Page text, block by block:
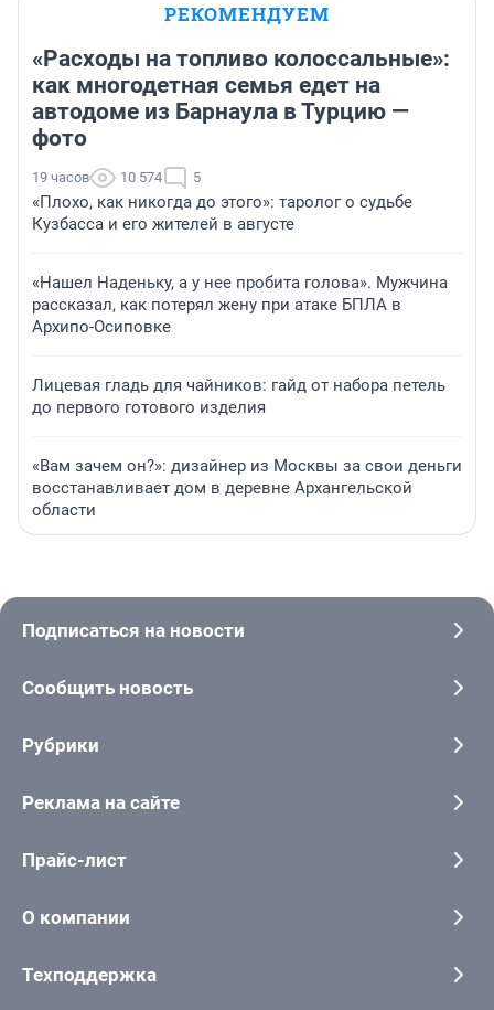
РЕКОМЕНДУЕМ
«Расходы на топливо колоссальные»:
как многодетная семья едет на
автодоме из Барнаула в Турцию —
фото
19 часов 10 574 5
«Плохо, как никогда до этого»: таролог о судьбе
Кузбасса и его жителей в августе
«Нашел Наденьку, а у нее пробита голова». Мужчина
рассказал, как потерял жену при атаке БПЛА в
Архипо-Осиповке
Лицевая гладь для чайников: гайд от набора петель
до первого готового изделия
«Вам зачем он?»: дизайнер из Москвы за свои деньги
восстанавливает дом в деревне Архангельской
области
Подписаться на новости
Сообщить новость
Рубрики
Реклама на сайте
Прайс-лист
О компании
Техподдержка